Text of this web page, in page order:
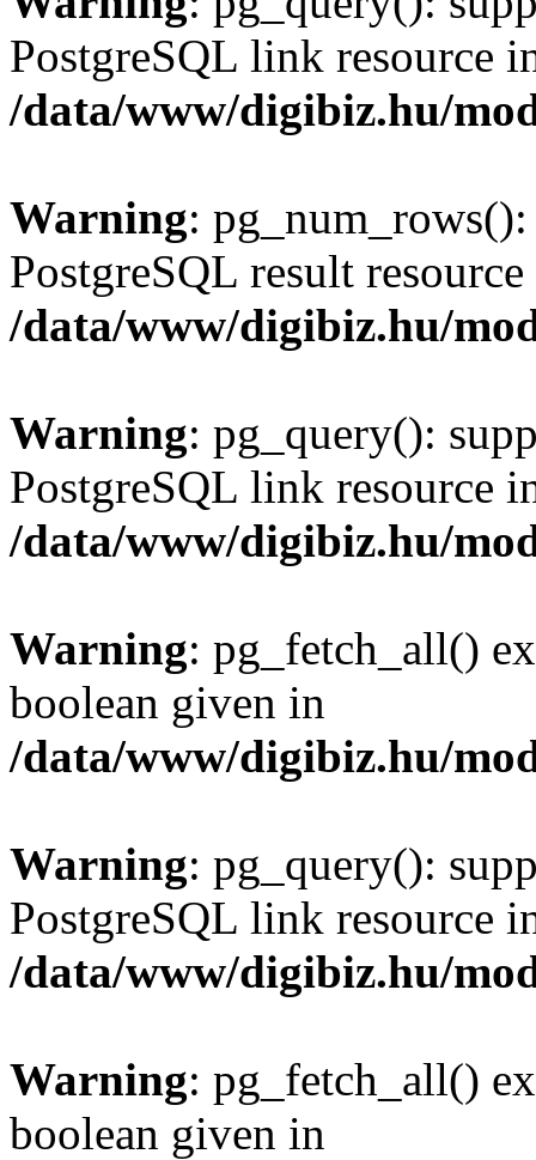
PostgreSQL link resource
/data/www/digibiz.hu/
Warning:
PostgreSQL result
/data/www/digibiz.hu/
Warning: pg_query():
PostgreSQL link resource
/data/www/digibiz.hu/
Warning: pg_fetch_all()
boolean given in
/data/www/digibiz.hu/
Warning: pg_query():
PostgreSQL link resource
/data/www/digibiz.hu/
Warning: pg_fetch_all()
boolean given in